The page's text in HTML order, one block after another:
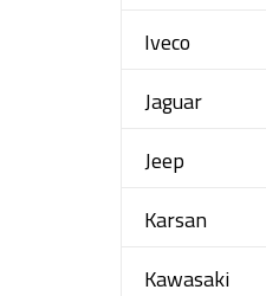
Iveco
Jaguar
Jeep
Karsan
Kawasaki